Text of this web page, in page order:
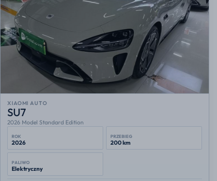
XIAOMI AUTO
SU7
2026 Model Standard Edition
ROK
2026
PRZEBIEG
200 km
PALIWO
Elektryczny